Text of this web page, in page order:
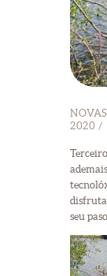
2020
seu